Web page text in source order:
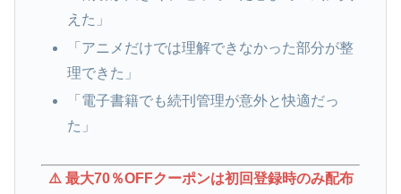
えた」
「アニメだけでは理解できなかった部分が整
理できた」
「電子書籍でも続刊管理が意外と快適だっ
た」
⚠️ 最大70％OFFクーポンは初回登録時のみ配布